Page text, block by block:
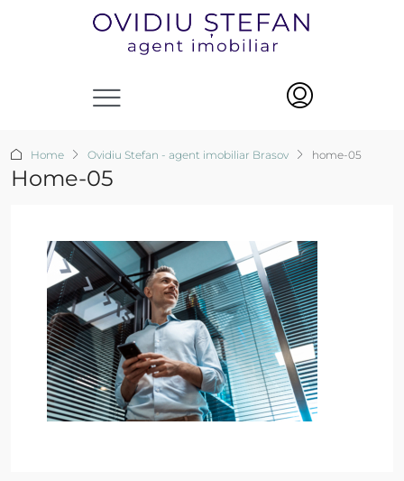
Home Ovidiu Stefan - agent imobiliar Brasov home-05
Home-05